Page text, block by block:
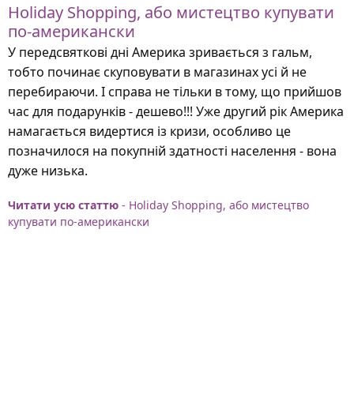
Holiday Shopping, або мистецтво купувати
по-американски
У передсвяткові дні Америка зривається з гальм,
тобто починає скуповувати в магазинах усі й не
перебираючи. І справа не тільки в тому, що прийшов
час для подарунків - дешево!!! Уже другий рік Америка
намагається видертися із кризи, особливо це
позначилося на покупній здатності населення - вона
дуже низька.
Читати усю статтю - Holiday Shopping, або мистецтво
купувати по-американски